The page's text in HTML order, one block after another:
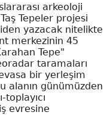
arkeoloji
Tepeler projesi
yazacak nitelikte
merkezinin 45
Tepe"
taramaları
bir yerleşim
alanın günümüzden
evresine